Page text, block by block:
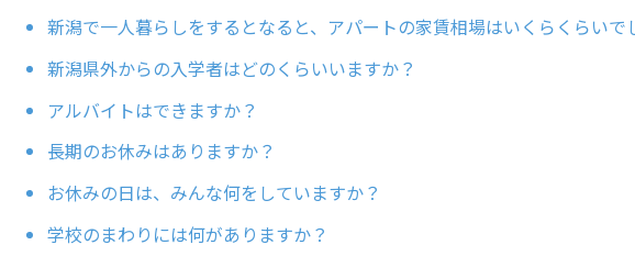
新潟で一人暮らしをするとなると、アパートの家賃相場はいくらくらいで
新潟県外からの入学者はどのくらいいますか？
アルバイトはできますか？
長期のお休みはありますか？
お休みの日は、みんな何をしていますか？
学校のまわりには何がありますか？